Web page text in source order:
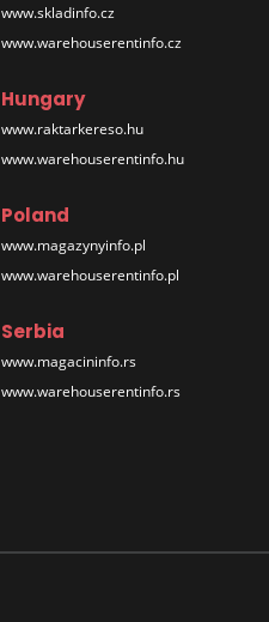
www.skladinfo.cz
www.warehouserentinfo.cz
Hungary
www.raktarkereso.hu
www.warehouserentinfo.hu
Poland
www.magazynyinfo.pl
www.warehouserentinfo.pl
Serbia
www.magacininfo.rs
www.warehouserentinfo.rs